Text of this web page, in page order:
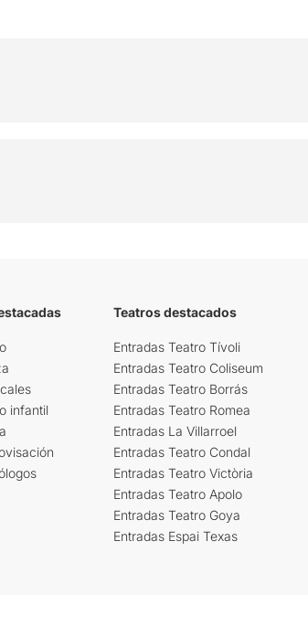
infantil
Teatros destacados
Entradas Teatro Tívoli
Entradas Teatro Coliseum
Entradas Teatro Borrás
Entradas Teatro Romea
Entradas La Villarroel
Entradas Teatro Condal
Entradas Teatro Victòria
Entradas Teatro Apolo
Entradas Teatro Goya
Entradas Espai Texas